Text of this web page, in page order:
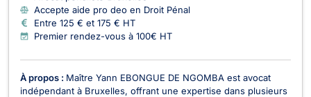
Accepte aide pro deo en Droit Pénal
Entre 125 € et 175 € HT
Premier rendez-vous à 100€ HT
À propos : Maître Yann EBONGUE DE NGOMBA est avocat
indépendant à Bruxelles, offrant une expertise dans plusieurs